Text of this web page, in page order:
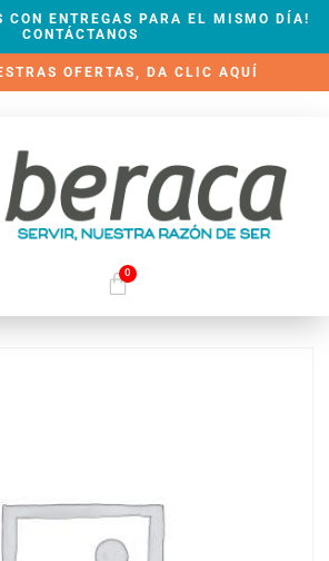
CON ENTREGAS PARA EL MISMO DÍA!
CONTÁCTANOS
OFERTAS, DA CLIC AQUÍ
0